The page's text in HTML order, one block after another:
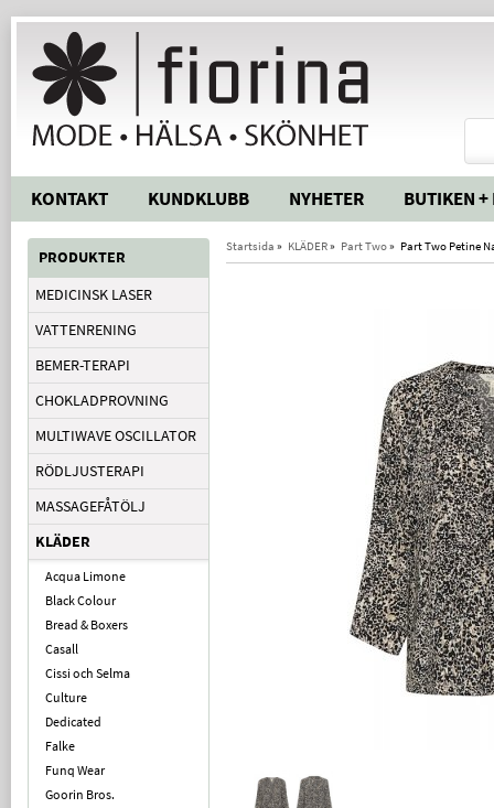
KONTAKT KUNDKLUBB NYHETER BUTIKEN +
PRODUKTER
MEDICINSK LASER
VATTENRENING
BEMER-TERAPI
CHOKLADPROVNING
MULTIWAVE OSCILLATOR
RÖDLJUSTERAPI
MASSAGEFÅTÖLJ
KLÄDER
Acqua Limone
Black Colour
Bread & Boxers
Casall
Cissi och Selma
Culture
Dedicated
Falke
Funq Wear
Goorin Bros.
Startsida » KLÄDER» Part Two» Part Two Petine